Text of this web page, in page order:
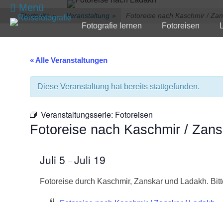
zum
Inhalt
Menü
PrimärmenüFotografie lernen Fotoreisen
Startseite » Veranstaltung » Fotoreise nach Kaschmir /
« Alle Veranstaltungen
Diese Veranstaltung hat bereits stattgefunden.
Veranstaltungsserie: Fotoreisen
Fotoreise nach Kaschmir /
Juli 5 –Juli 19
Fotoreise durch Kaschmir, Zanskar und Ladakh.